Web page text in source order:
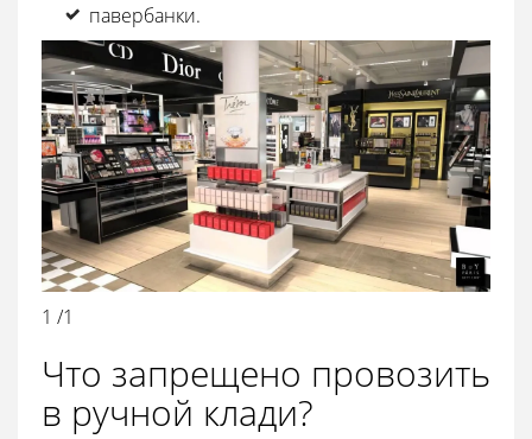
павербанки.
1 /1
Что запрещено провозить
в ручной клади?